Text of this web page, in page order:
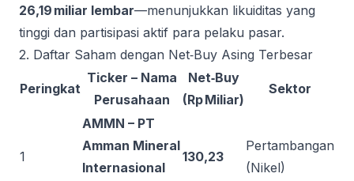
26,19 miliar lembar—menunjukkan likuiditas yang
tinggi dan partisipasi aktif para pelaku pasar.
2. Daftar Saham dengan Net‑Buy Asing Terbesar
Peringkat
Ticker – Nama
Perusahaan
Net‑Buy
(Rp Miliar)
Sektor
1
AMMN – PT
Amman Mineral
Internasional
130,23
Pertambangan
(Nikel)